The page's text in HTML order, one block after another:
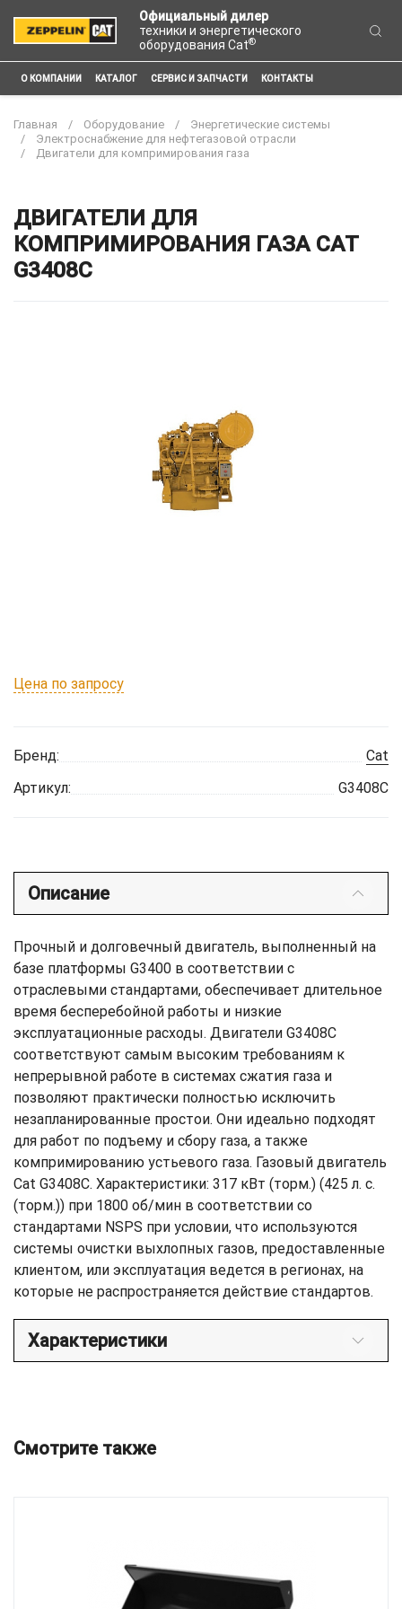
Официальный дилер
техники и энергетического
оборудования Cat®
О КОМПАНИИ КАТАЛОГ СЕРВИС И ЗАПЧАСТИ КОНТАКТЫ
Главная Оборудование
Энергетические системы
Электроснабжение для нефтегазовой отрасли
Двигатели для компримирования газа
ДВИГАТЕЛИ ДЛЯ
КОМПРИМИРОВАНИЯ ГАЗА CAT
G3408C
Цена по запросу
Бренд:
Cat
Артикул:
G3408C
Описание
Прочный и долговечный двигатель, выполненный на
базе платформы G3400 в соответствии с
отраслевыми стандартами, обеспечивает длительное
время бесперебойной работы и низкие
эксплуатационные расходы. Двигатели G3408C
соответствуют самым высоким требованиям к
непрерывной работе в системах сжатия газа и
позволяют практически полностью исключить
незапланированные простои. Они идеально подходят
для работ по подъему и сбору газа, а также
компримированию устьевого газа. Газовый двигатель
Cat G3408C. Характеристики: 317 кВт (торм.) (425 л. с.
(торм.)) при 1800 об/мин в соответствии со
стандартами NSPS при условии, что используются
системы очистки выхлопных газов, предоставленные
клиентом, или эксплуатация ведется в регионах, на
которые не распространяется действие стандартов.
Характеристики
Смотрите также